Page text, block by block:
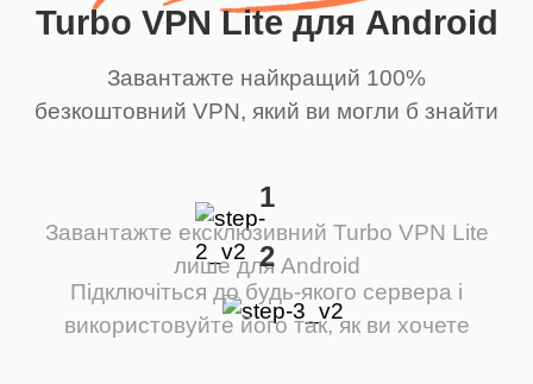
Turbo VPN Lite для Android
Завантажте найкращий 100%
безкоштовний VPN, який ви могли б знайти
1
Завантажте ексклюзивний Turbo VPN Lite
лише для Android
2
Підключіться до будь-якого сервера і
використовуйте його так, як ви хочете